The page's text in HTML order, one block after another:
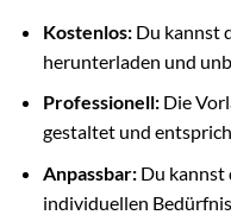
Kostenlos:Du kannst
herunterladen und
Professionell:Die
gestaltet und
Anpassbar:Du kannst
individuellen